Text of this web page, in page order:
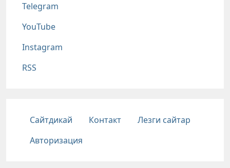
Telegram
YouTube
Instagram
RSS
Подвал
Сайтдикай Контакт
Лезги сайтар
Авторизация